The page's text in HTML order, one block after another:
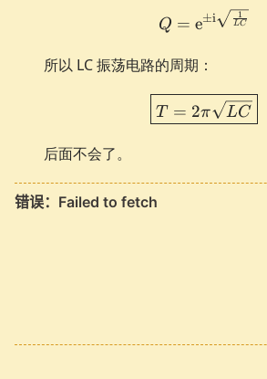
Q =
Q = e±i LC
1
所以 LC 振荡电路的周期：
T = 2π LC
后面不会了。